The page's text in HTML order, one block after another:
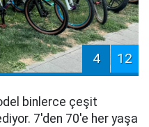
4 12
binlerce çeşit
7'den 70'e her yaşa